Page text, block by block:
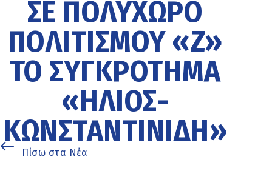
ΣΕ ΠΟΛΥΧΏΡΟ
ΠΟΛΙΤΙΣΜΟΎ «Z»
ΤΟ ΣΥΓΚΡΌΤΗΜΑ
«ΉΛΙΟΣ-
ΚΩΝΣΤΑΝΤΙΝΊΔΗ»
Πίσω στα Νέα